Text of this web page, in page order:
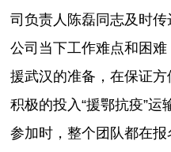
司负责人陈磊同志及时
公司当下工作难点和困
援武汉的准备，在保证方
积极的投入“援鄂抗疫”运
参加时，整个团队都在